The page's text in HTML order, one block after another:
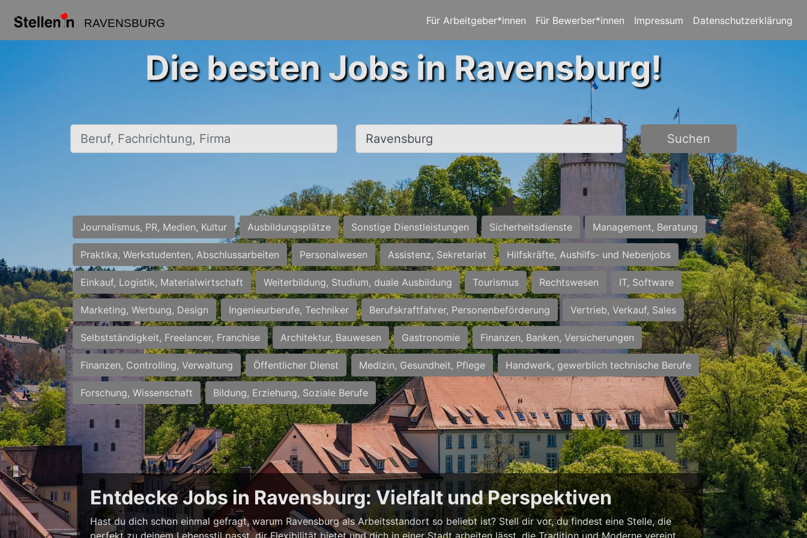
RAVENSBURG Für Arbeitgeber*innen Für Bewerber*innen Impressum Datenschutzerklärung
Die besten Jobs in Ravensburg!
Beruf, Fachrichtung, Firma Ort, Stadt Suchen
Journalismus, PR, Medien, Kultur Ausbildungsplätze Sonstige Dienstleistungen Sicherheitsdienste Management, Beratung
Praktika, Werkstudenten, Abschlussarbeiten Personalwesen Assistenz, Sekretariat Hilfskräfte, Aushilfs- und Nebenjobs
Einkauf, Logistik, Materialwirtschaft Weiterbildung, Studium, duale Ausbildung Tourismus Rechtswesen IT, Software
Marketing, Werbung, Design Ingenieurberufe, Techniker Berufskraftfahrer, Personenbeförderung Vertrieb, Verkauf, Sales
Selbstständigkeit, Freelancer, Franchise Architektur, Bauwesen Gastronomie Finanzen, Banken, Versicherungen
Finanzen, Controlling, Verwaltung Öffentlicher Dienst Medizin, Gesundheit, Pflege Handwerk, gewerblich technische Berufe
Forschung, Wissenschaft Bildung, Erziehung, Soziale Berufe
Entdecke Jobs in Ravensburg: Vielfalt und Perspektiven
Hast du dich schon einmal gefragt, warum Ravensburg als Arbeitsstandort so beliebt ist? Stell dir vor, du findest eine Stelle, die